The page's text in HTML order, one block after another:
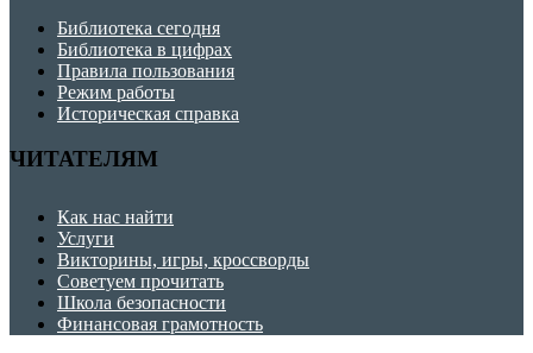
Библиотека сегодня
Библиотека в цифрах
Правила пользования
Режим работы
Историческая справка
ЧИТАТЕЛЯМ
Как нас найти
Услуги
Викторины, игры, кроссворды
Советуем прочитать
Школа безопасности
Финансовая грамотность